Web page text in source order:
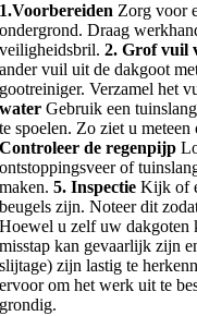
1.Voorbereiden Zorg voor
ondergrond. Draag
veiligheidsbril.2. Grof vuil
ander vuil uit de dakgoot
gootreiniger. Verzamel het
water Gebruik een
te spoelen. Zo ziet u
Controleer de regenpijp
ontstoppingsveer of
maken.5. Inspectie Kijk of
beugels zijn. Noteer dit
Hoewel u zelf uw dakgoten
misstap kan gevaarlijk zijn
slijtage) zijn lastig te
ervoor om het werk uit te
grondig.